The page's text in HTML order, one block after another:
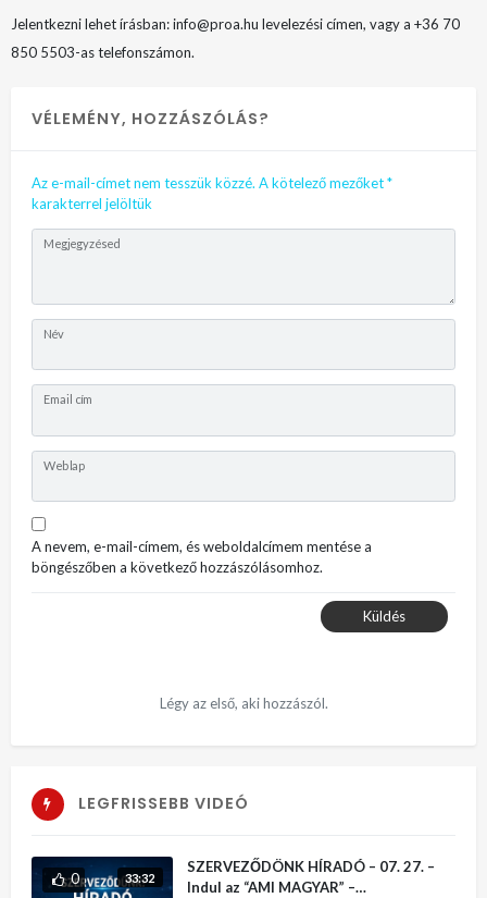
Jelentkezni lehet írásban: info@proa.hu levelezési címen, vagy a +36 70
850 5503-as telefonszámon.
VÉLEMÉNY, HOZZÁSZÓLÁS?
Az e-mail-címet nem tesszük közzé. A kötelező mezőket*
karakterrel jelöltük
Megjegyzésed
Név
Email cím
Weblap
A nevem, e-mail-címem, és weboldalcímem mentése a
böngészőben a következő hozzászólásomhoz.
Küldés
Légy az első, aki hozzászól.
LEGFRISSEBB VIDEÓ
33:32
0
SZERVEZŐDÖNK HÍRADÓ – 07. 27. –
Indul az “AMI MAGYAR” –